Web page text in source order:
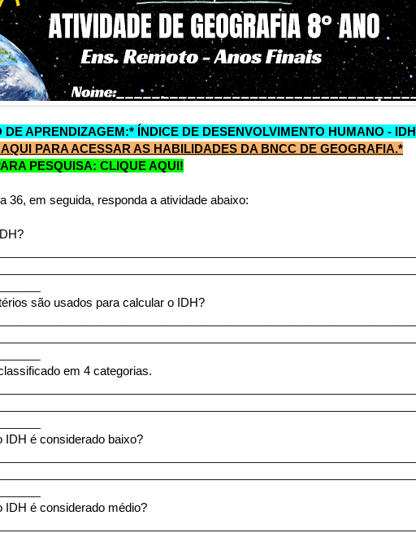
DE APRENDIZAGEM:* ÍNDICE DE DESENVOLVIMENTO HUMANO - IDH
PARA ACESSAR AS HABILIDADES DA BNCC DE GEOGRAFIA.*
PESQUISA: CLIQUE AQUI!
36, em seguida, responda a atividade abaixo:
são usados para calcular o IDH?
em 4 categorias.
IDH é considerado baixo?
IDH é considerado médio?